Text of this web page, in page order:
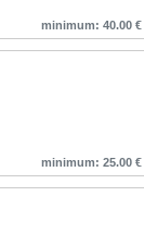
minimum: 40.00 €
minimum: 25.00 €